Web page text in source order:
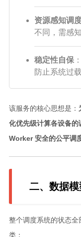
资源感知调
不同，需感
稳定性自保
防止系统过
该服务的核心思想是：
化优先级计算各设备
Worker 安全的公平调度
二、数据模
整个调度系统的状态
类：
influx学习
rust基础学
小说
更多